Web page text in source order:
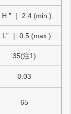
H ” ｜ 2.4 (min.)
L” ｜ 0.5 (max.)
35(注1)
0.03
65